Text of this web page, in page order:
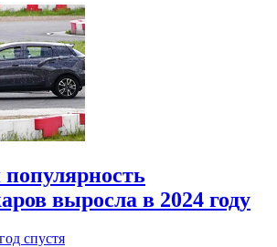
выросла в 2024 году
спустя